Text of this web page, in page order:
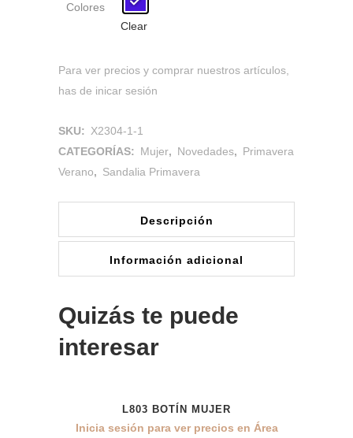
Colores
Clear
Para ver precios y comprar nuestros artículos,
has de inicar sesión
SKU: X2304-1-1
CATEGORÍAS: Mujer, Novedades, Primavera
Verano, Sandalia Primavera
Descripción
Información adicional
Quizás te puede
interesar
L803 BOTÍN MUJER
Inicia sesión para ver precios en Área